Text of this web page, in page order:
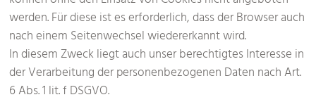
werden. Für diese ist es erforderlich, dass der Browser auch
nach einem Seitenwechsel wiedererkannt wird.
In diesem Zweck liegt auch unser berechtigtes Interesse in
der Verarbeitung der personenbezogenen Daten nach Art.
6 Abs. 1 lit. f DSGVO.